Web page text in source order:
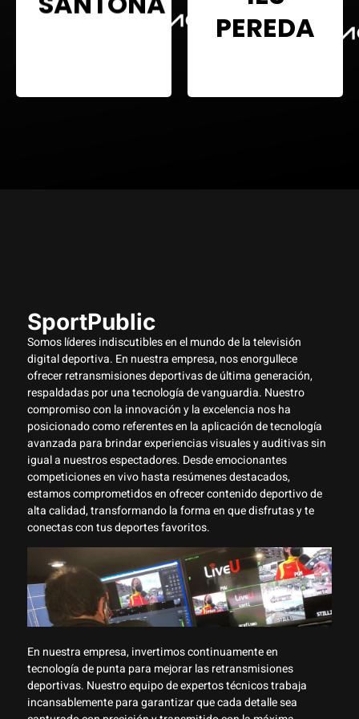
BALONMANO
PEREDA
IES
SportPublic
Somos líderes indiscutibles en el mundo de la televisión
digital deportiva. En nuestra empresa, nos enorgullece
ofrecer retransmisiones deportivas de última generación,
respaldadas por una tecnología de vanguardia. Nuestro
compromiso con la innovación y la excelencia nos ha
posicionado como referentes en la aplicación de tecnología
avanzada para brindar experiencias visuales y auditivas sin
igual a nuestros espectadores. Desde emocionantes
competiciones en vivo hasta resúmenes destacados,
estamos comprometidos en ofrecer contenido deportivo de
alta calidad, transformando la forma en que disfrutas y te
conectas con tus deportes favoritos.
En nuestra empresa, invertimos continuamente en
tecnología de punta para mejorar las retransmisiones
deportivas. Nuestro equipo de expertos técnicos trabaja
incansablemente para garantizar que cada detalle sea